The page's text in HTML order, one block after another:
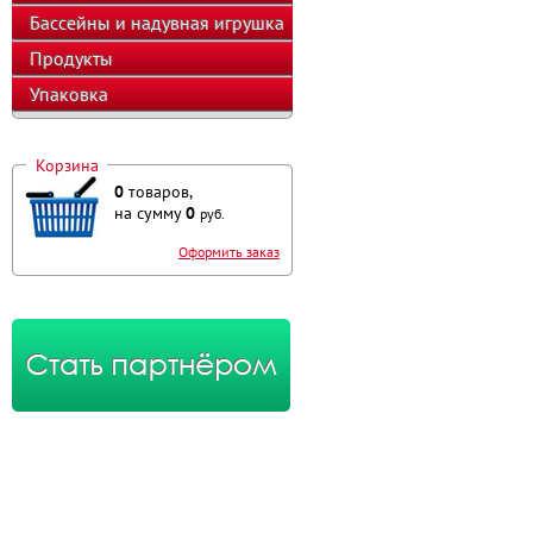
оборудование
Бассейны и надувная игрушка
Продукты
Упаковка
Корзина
0 товаров,
на сумму0 руб.
Оформить заказ